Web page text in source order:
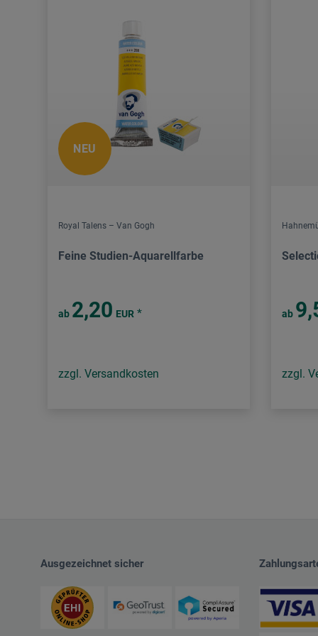
NEU
Royal Talens – Van Gogh
Feine Studien-Aquarellfarbe
ab 2,20 EUR *
zzgl. Versandkosten
ab
zzgl.
Ausgezeichnet sicher